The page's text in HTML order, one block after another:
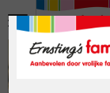
Menu